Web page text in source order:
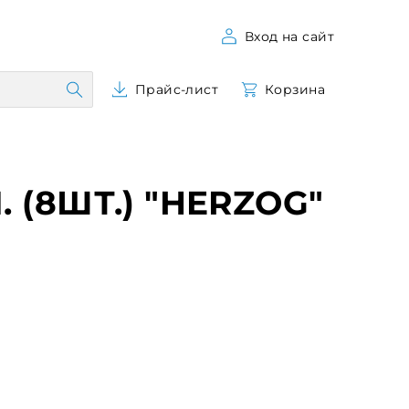
Вход на сайт
Прайс-лист Корзина
"HERZOG"